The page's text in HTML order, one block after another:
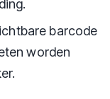
barcode
worden